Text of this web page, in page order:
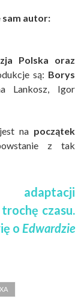
sam autor:
Polska oraz
są: Borys
Lankosz, Igor
na początek
z tak
adaptacji
czasu.
o Edwardzie